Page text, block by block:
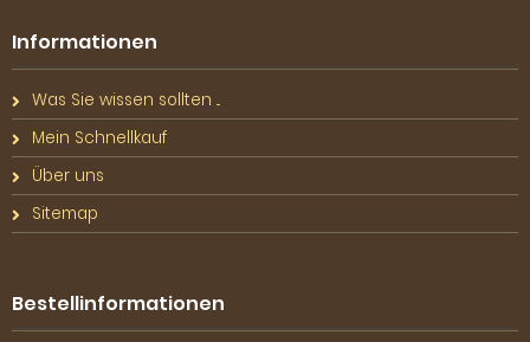
Informationen
Was Sie wissen sollten ...
Mein Schnellkauf
Über uns
Sitemap
Bestellinformationen